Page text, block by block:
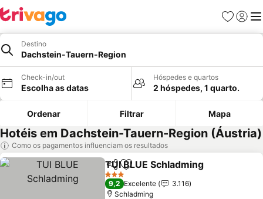
Favoritos
Iniciar
Destino
Dachstein-Tauern-Region
Check-in/out
Escolha as datas
Hóspedes e quartos
2 hóspedes, 1 quarto.
Ordenar Filtrar Mapa
Hotéis em Dachstein-Tauern-Region (Áustria)
Como os pagamentos influenciam os resultados
PartilharAdicionar aos favoritos
TUI BLUE Schladming
3 Estrelas
9,2 Excelente
3.116
Schladming